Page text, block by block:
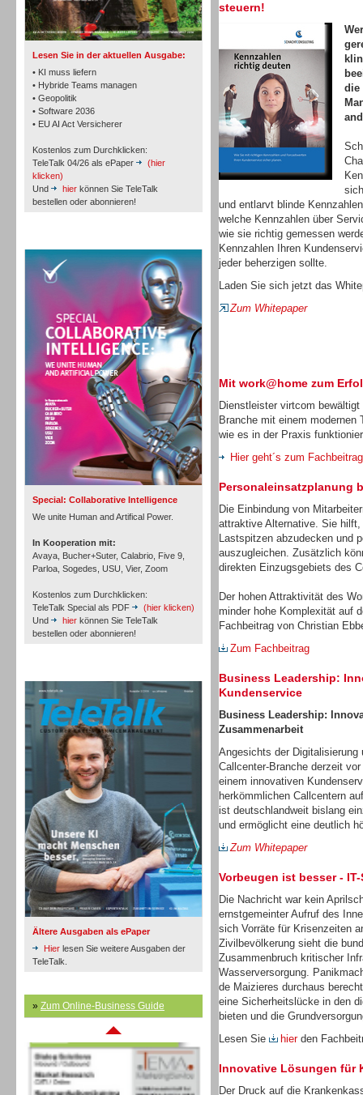
Lesen Sie in der aktuellen Ausgabe:
• KI muss liefern
• Hybride Teams managen
• Geopolitik
• Software 2036
• EU AI Act Versicherer
Kostenlos zum Durchklicken:
TeleTalk 04/26 als ePaper
(hier
klicken)
Und
hier können Sie TeleTalk
bestellen oder abonnieren!
Special: Collaborative Intelligence
We unite Human and Artifical Power.
In Kooperation mit:
Avaya, Bucher+Suter, Calabrio, Five 9,
Parloa, Sogedes, USU, Vier, Zoom
Kostenlos zum Durchklicken:
TeleTalk Special als PDF
(hier klicken)
Und
hier können Sie TeleTalk
bestellen oder abonnieren!
Ältere Ausgaben als ePaper
Hier lesen Sie weitere Ausgaben der
TeleTalk.
» Zum Online-Business Guide
TK- und ACD-Systeme
Workforce-Management
Personal
Inbound
Inbound
Inbound
steuern!
die
und entlarvt blinde
welche Kennzahlen über
wie sie richtig gemessen
Kennzahlen Ihren
jeder beherzigen sollte.
Laden Sie sich jetzt das
Zum Whitepaper
Mit work@home zum
Dienstleister virtcom
Branche mit einem modernen
wie es in der Praxis
Hier geht´s zum Fachbeitrag
Personaleinsatzplanung
Die Einbindung von
attraktive Alternative. Sie
Lastspitzen abzudecken und
auszugleichen. Zusätzlich
direkten Einzugsgebiets des
Der hohen Attraktivität des
minder hohe Komplexität auf
Fachbeitrag von Christian
Zum Fachbeitrag
Business Leadership:
Kundenservice
Business Leadership:
Zusammenarbeit
Angesichts der
Callcenter-Branche derzeit
einem innovativen
herkömmlichen Callcentern
ist deutschlandweit bislang
und ermöglicht eine deutlich
Zum Whitepaper
Vorbeugen ist besser -
Die Nachricht war kein
ernstgemeinter Aufruf des
sich Vorräte für Krisenzeiten
Zivilbevölkerung sieht die
Zusammenbruch kritischer
Wasserversorgung.
de Maizieres durchaus
eine Sicherheitslücke in den
bieten und die
Lesen Sie
hierden
Innovative Lösungen für
Der Druck auf die